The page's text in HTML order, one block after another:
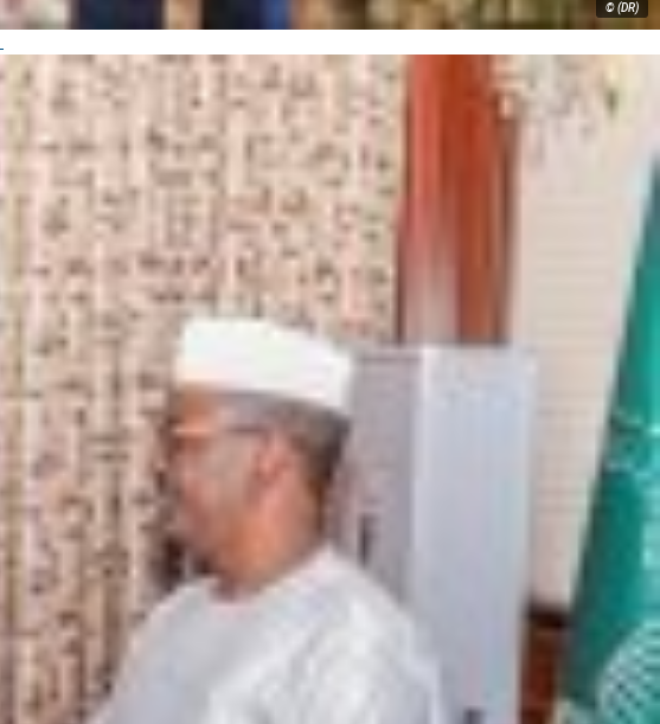
© (DR)